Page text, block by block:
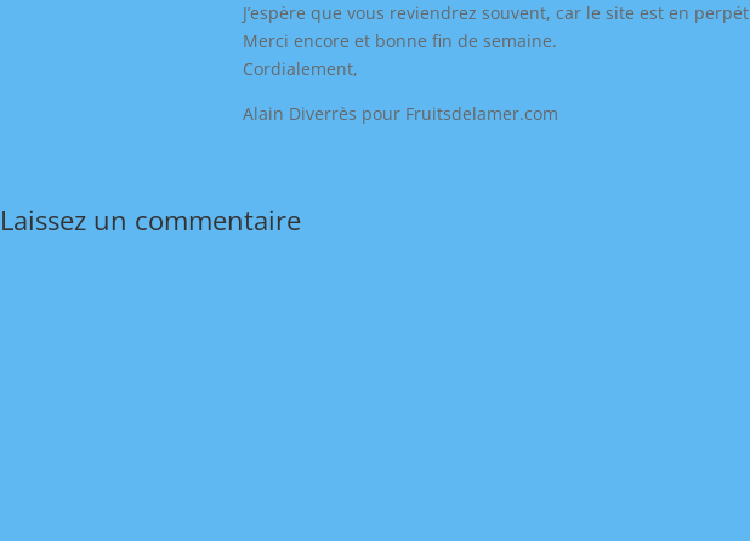
J’espère que vous reviendrez souvent, car le site est en
Merci encore et bonne fin de semaine.
Cordialement,
Alain Diverrès pour Fruitsdelamer.com
Laissez un commentaire